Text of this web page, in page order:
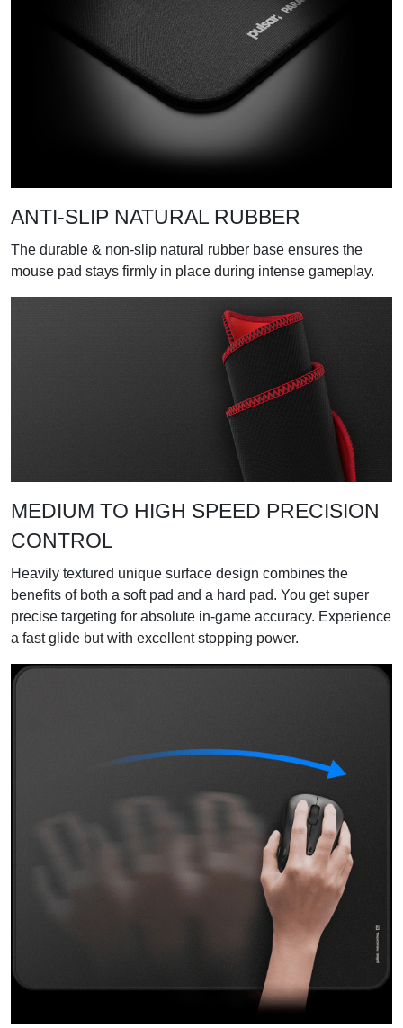
ANTI-SLIP NATURAL RUBBER
The durable & non-slip natural rubber base ensures the
mouse pad stays firmly in place during intense gameplay.
MEDIUM TO HIGH SPEED PRECISION
CONTROL
Heavily textured unique surface design combines the
benefits of both a soft pad and a hard pad. You get super
precise targeting for absolute in-game accuracy. Experience
a fast glide but with excellent stopping power.